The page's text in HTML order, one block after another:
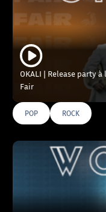
OKALI | Release party
Fair
POP ROCK